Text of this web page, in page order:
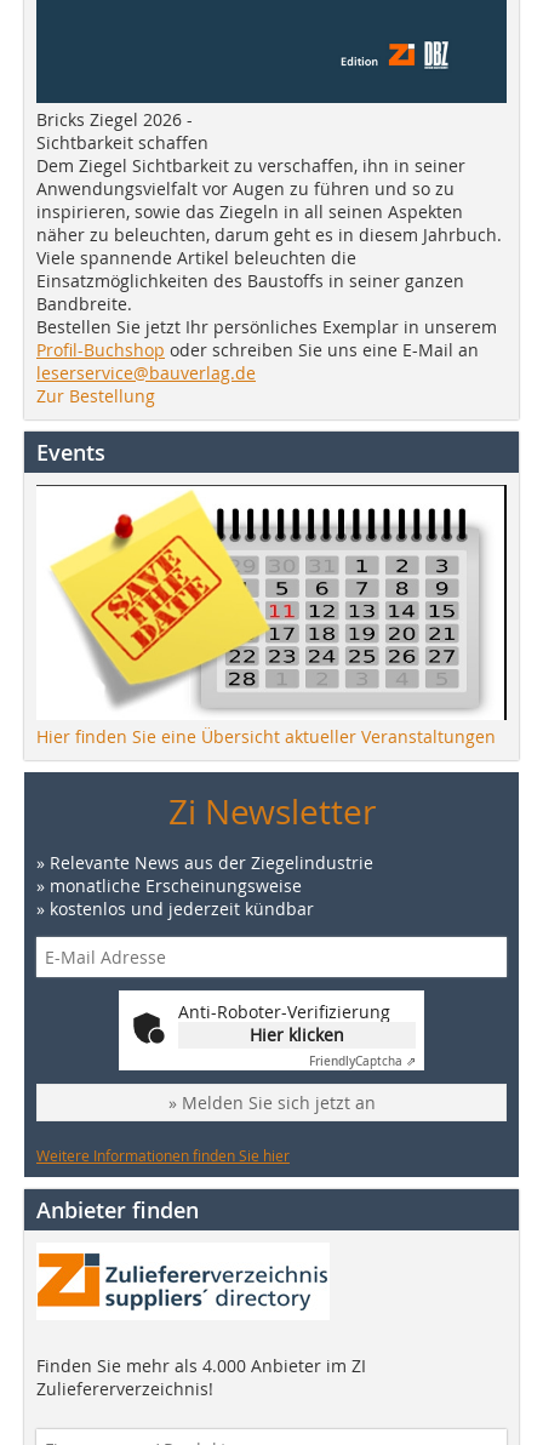
Bricks Ziegel 2026 -
Sichtbarkeit schaffen
Dem Ziegel Sichtbarkeit zu verschaffen, ihn in seiner
Anwendungsvielfalt vor Augen zu führen und so zu
inspirieren, sowie das Ziegeln in all seinen Aspekten
näher zu beleuchten, darum geht es in diesem Jahrbuch.
Viele spannende Artikel beleuchten die
Einsatzmöglichkeiten des Baustoffs in seiner ganzen
Bandbreite.
Bestellen Sie jetzt Ihr persönliches Exemplar in unserem
Profil-Buchshop oder schreiben Sie uns eine E-Mail an
leserservice@bauverlag.de
Zur Bestellung
Events
Hier finden Sie eine Übersicht aktueller Veranstaltungen
Zi Newsletter
» Relevante News aus der Ziegelindustrie
» monatliche Erscheinungsweise
» kostenlos und jederzeit kündbar
Anti-Roboter-Verifizierung
Hier klicken
FriendlyCaptcha ⇗
» Melden Sie sich jetzt an
Weitere Informationen finden Sie hier
Anbieter finden
Finden Sie mehr als 4.000 Anbieter im ZI
Zuliefererverzeichnis!